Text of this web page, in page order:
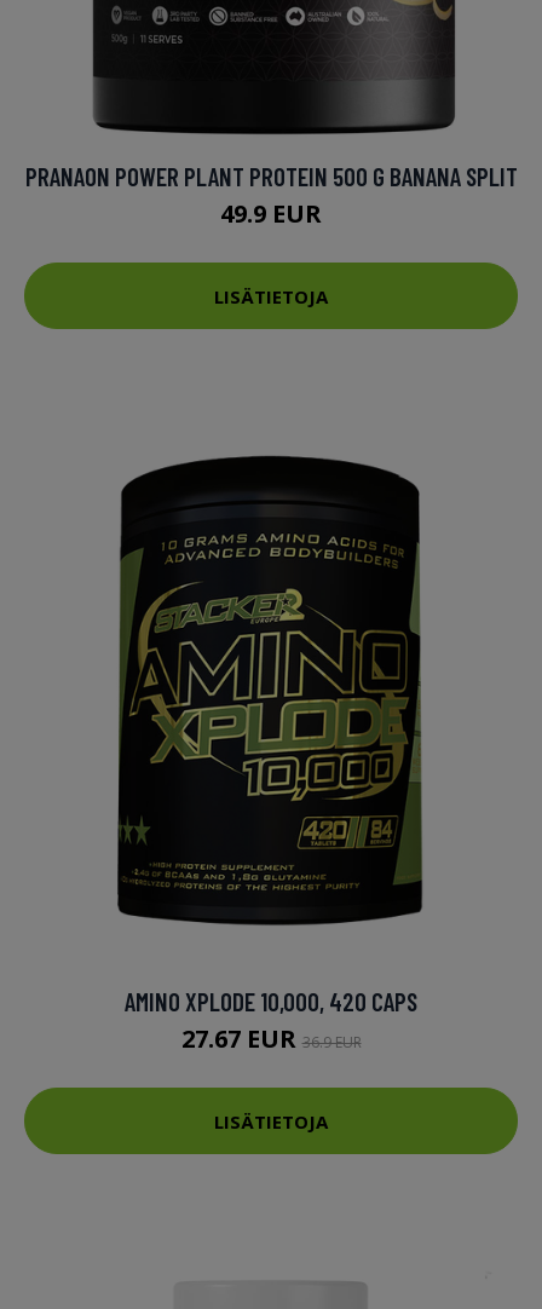
PRANAON POWER PLANT PROTEIN 500 G BANANA SPLIT
49.9 EUR
LISÄTIETOJA
AMINO XPLODE 10,000, 420 CAPS
27.67 EUR36.9 EUR
LISÄTIETOJA